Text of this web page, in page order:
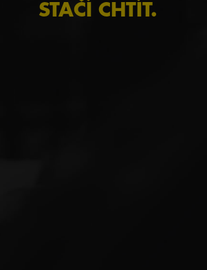
STAČÍ CHTÍT.